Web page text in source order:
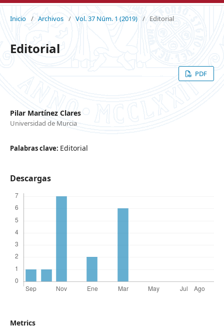
Inicio / Archivos / Vol. 37 Núm. 1 (2019) / Editorial
Editorial
PDF
Pilar Martínez Clares
Universidad de Murcia
Palabras clave: Editorial
Descargas
Metrics